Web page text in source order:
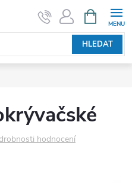
HLEDAT
NÁKUPNÍ
KOŠÍK
hodnocení